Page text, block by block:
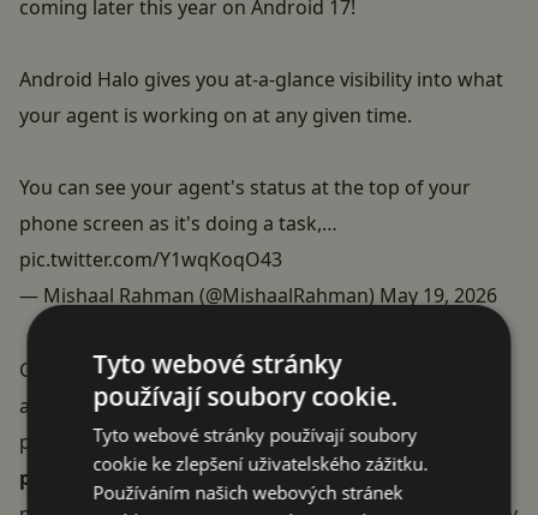
coming later this year on Android 17!
Android Halo gives you at-a-glance visibility into what
your agent is working on at any given time.
You can see your agent's status at the top of your
phone screen as it's doing a task,…
pic.twitter.com/Y1wqKoqO43
— Mishaal Rahman (@MishaalRahman) May 19, 2026
Google uvádí tři konkrétní situace, ve kterých se Halo
aktivuje: když agent převezme nějaký úkol
přejde dorežimu Live(živé konverzace) akdyž vám
pošle zprávu. Více než krátkou ukázku ale společnost
Tyto webové stránky
používají soubory cookie.
Tyto webové stránky používají soubory
cookie ke zlepšení uživatelského zážitku.
Používáním našich webových stránek